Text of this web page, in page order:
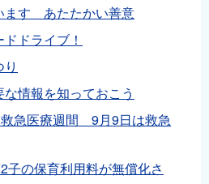
ます あたたかい善意
ドライブ！
情報を知っておこう
急医療週間 9月9日は救急
の保育利用料が無償化さ